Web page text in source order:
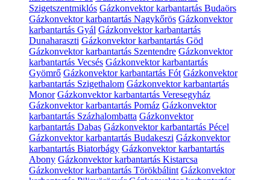
Szigetszentmiklós Gázkonvektor karbantartás Budaörs
Gázkonvektor karbantartás Nagykőrös Gázkonvektor
karbantartás Gyál Gázkonvektor karbantartás
Dunaharaszti Gázkonvektor karbantartás Göd
Gázkonvektor karbantartás Szentendre Gázkonvektor
karbantartás Vecsés Gázkonvektor karbantartás
Gyömrő Gázkonvektor karbantartás Fót Gázkonvektor
karbantartás Szigethalom Gázkonvektor karbantartás
Monor Gázkonvektor karbantartás Veresegyház
Gázkonvektor karbantartás Pomáz Gázkonvektor
karbantartás Százhalombatta Gázkonvektor
karbantartás Dabas Gázkonvektor karbantartás Pécel
Gázkonvektor karbantartás Budakeszi Gázkonvektor
karbantartás Biatorbágy Gázkonvektor karbantartás
Abony Gázkonvektor karbantartás Kistarcsa
Gázkonvektor karbantartás Törökbálint Gázkonvektor